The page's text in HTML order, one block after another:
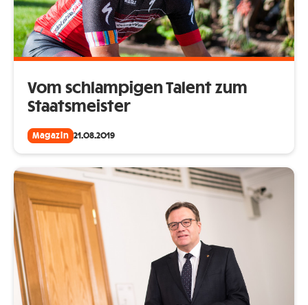
Vom schlampigen Talent zum
Staatsmeister
Magazin 21.08.2019